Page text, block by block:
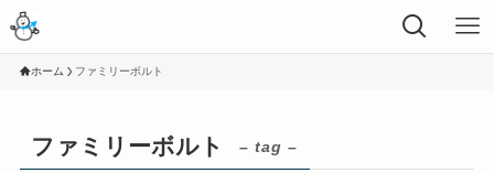
ホーム ファミリーボルト
ファミリーボルト – tag –